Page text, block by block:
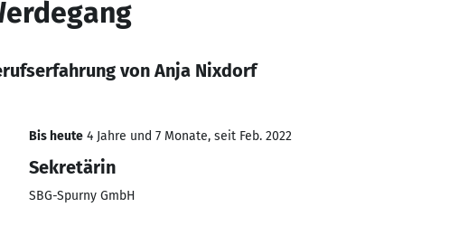
von Anja Nixdorf
Bis heute 4 Jahre und 7 Monate, seit Feb. 2022
Sekretärin
SBG-Spurny GmbH